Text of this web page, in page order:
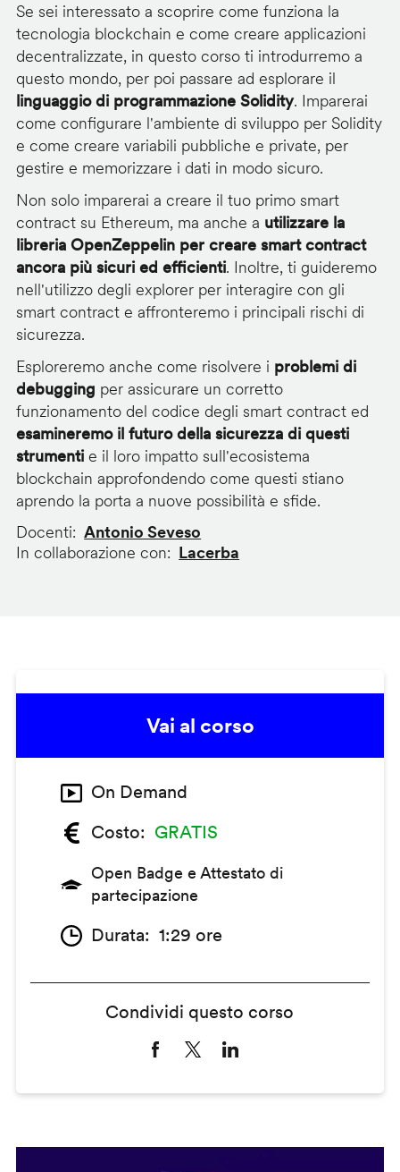
Se sei interessato a scoprire come funziona la
tecnologia blockchain e come creare applicazioni
decentralizzate, in questo corso ti introdurremo a
questo mondo, per poi passare ad esplorare il
linguaggio di programmazione Solidity. Imparerai
come configurare l'ambiente di sviluppo per Solidity
e come creare variabili pubbliche e private, per
gestire e memorizzare i dati in modo sicuro.
Non solo imparerai a creare il tuo primo smart
contract su Ethereum, ma anche a utilizzare la
libreria OpenZeppelin per creare smart contract
ancora più sicuri ed efficienti. Inoltre, ti guideremo
nell'utilizzo degli explorer per interagire con gli
smart contract e affronteremo i principali rischi di
sicurezza.
Esploreremo anche come risolvere i problemi di
debugging per assicurare un corretto
funzionamento del codice degli smart contract ed
esamineremo il futuro della sicurezza di questi
strumentie il loro impatto sull'ecosistema
blockchain approfondendo come questi stiano
aprendo la porta a nuove possibilità e sfide.
Docenti
Antonio Seveso
In collaborazione con
Lacerba
Vai al corso
On Demand
Costo
GRATIS
Open Badge e Attestato di
partecipazione
Durata 1:29 ore
Condividi questo corso